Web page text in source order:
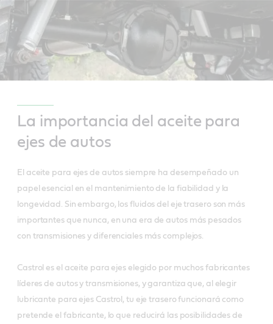
La importancia del aceite para
ejes de autos
El aceite para ejes de autos siempre ha desempeñado un
papel esencial en el mantenimiento de la fiabilidad y la
longevidad. Sin embargo, los fluidos del eje trasero son más
importantes que nunca, en una era de autos más pesados
con transmisiones y diferenciales más complejos.
Castrol es el aceite para ejes elegido por muchos fabricantes
líderes de autos y transmisiones, y garantiza que, al elegir
lubricante para ejes Castrol, tu eje trasero funcionará como
pretende el fabricante, lo que reducirá las posibilidades de